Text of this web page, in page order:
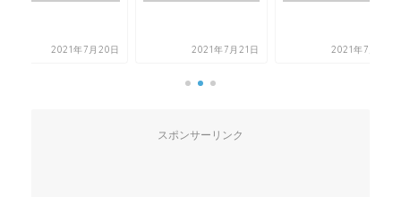
2021年7月21日 2021年7月21日 2021年7
スポンサーリンク